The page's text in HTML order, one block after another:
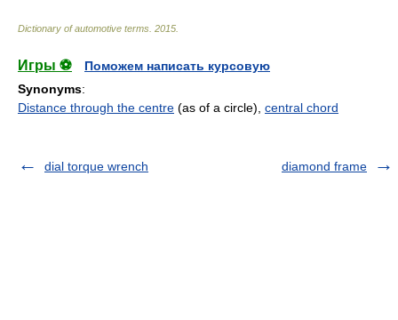
Dictionary of automotive terms 2015
Игры ⚽
Поможем написать курсовую
Synonyms:
Distance through the centre (as of a circle), central chord
dial torque wrench diamond frame